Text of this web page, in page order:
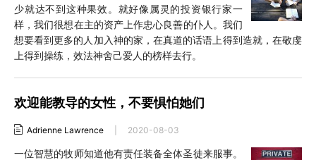
少就达不到这种果效。就好像属灵的投资银行家一
样，我们很想在主的资产上作忠心良善的仆人。我们
想要看到更多的人加入神的家，在真道的话语上得到造就，在敬虔
上得到操练，效法神舍己爱人的榜样去行。
欢迎能教导的女性，不要惧怕她们
Adrienne Lawrence 2020-08-03
一位智慧的牧师知道他有责任装备全体圣徒来服事。